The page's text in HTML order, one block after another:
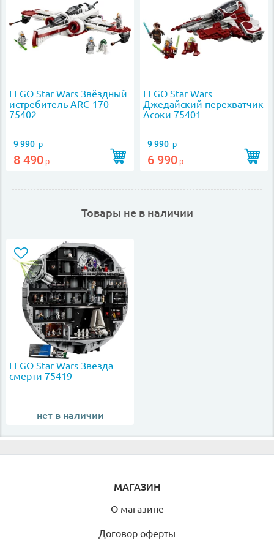
LEGO Star Wars Звёздный
истребитель ARC-170
75402
9 990р
8 490 р
LEGO Star Wars
Джедайский перехватчик
Асоки 75401
9 990р
6 990 р
Товары не в наличии
LEGO Star Wars Звезда
смерти 75419
нет в наличии
МАГАЗИН
О магазине
Договор оферты